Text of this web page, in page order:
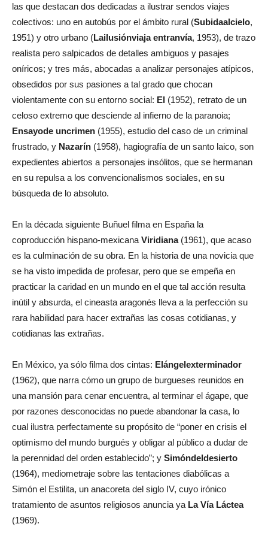
las que destacan dos dedicadas a ilustrar sendos viajes
colectivos: uno en autobús por el ámbito rural (Subidaalcielo,
1951) y otro urbano (Lailusiónviaja entranvía, 1953), de trazo
realista pero salpicados de detalles ambiguos y pasajes
oníricos; y tres más, abocadas a analizar personajes atípicos,
obsedidos por sus pasiones a tal grado que chocan
violentamente con su entorno social: El (1952), retrato de un
celoso extremo que desciende al infierno de la paranoia;
Ensayode uncrimen (1955), estudio del caso de un criminal
frustrado, y Nazarín (1958), hagiografía de un santo laico, son
expedientes abiertos a personajes insólitos, que se hermanan
en su repulsa a los convencionalismos sociales, en su
búsqueda de lo absoluto.
En la década siguiente Buñuel filma en España la
coproducción hispano-mexicana Viridiana(1961), que acaso
es la culminación de su obra. En la historia de una novicia que
se ha visto impedida de profesar, pero que se empeña en
practicar la caridad en un mundo en el que tal acción resulta
inútil y absurda, el cineasta aragonés lleva a la perfección su
rara habilidad para hacer extrañas las cosas cotidianas, y
cotidianas las extrañas.
En México, ya sólo filma dos cintas: Elángelexterminador
(1962), que narra cómo un grupo de burgueses reunidos en
una mansión para cenar encuentra, al terminar el ágape, que
por razones desconocidas no puede abandonar la casa, lo
cual ilustra perfectamente su propósito de “poner en crisis el
optimismo del mundo burgués y obligar al público a dudar de
la perennidad del orden establecido”; y Simóndeldesierto
(1964), mediometraje sobre las tentaciones diabólicas a
Simón el Estilita, un anacoreta del siglo IV, cuyo irónico
tratamiento de asuntos religiosos anuncia ya La Vía Láctea
(1969).